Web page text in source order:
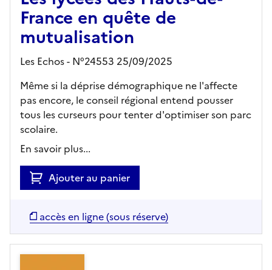
France en quête de
mutualisation
Les Echos - N°24553 25/09/2025
Même si la déprise démographique ne l'affecte
pas encore, le conseil régional entend pousser
tous les curseurs pour tenter d'optimiser son parc
scolaire.
En savoir plus...
Ajouter au panier
accès en ligne (sous réserve)